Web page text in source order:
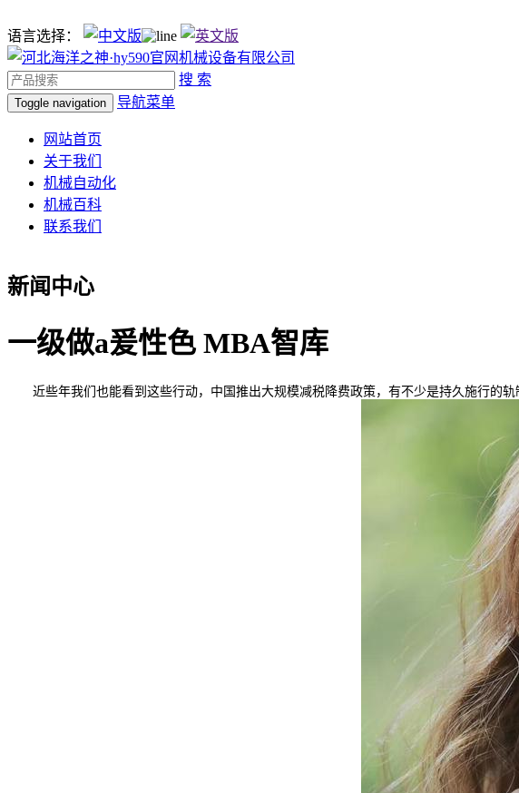
语言选择：
搜 索
Toggle navigation 导航菜单
网站首页
关于我们
机械自动化
机械百科
联系我们
新闻中心
一级做a爰性色 MBA智库
近些年我们也能看到这些行动，中国推出大规模减税降费政策，有不少是持久施行的轨